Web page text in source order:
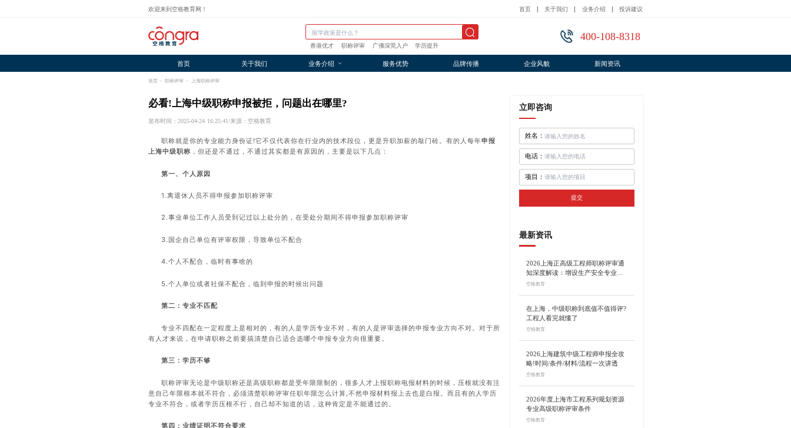
欢迎来到空格教育网！ 首页 关于我们 业务介绍 投诉建议
香港优才 职称评审 广佛深莞入户 学历提升
400-108-8318
首页 关于我们 业务介绍 服务优势 品牌传播 企业风貌 新闻资讯
首页 > 职称评审 > 上海职称评审
必看!上海中级职称申报被拒，问题出在哪里?
发布时间：2025-04-24 16:25:41/来源：空格教育
职称就是你的专业能力身份证!它不仅代表你在行业内的技术段位，更是升职加薪的敲门砖。有的人每年申报
上海中级职称 ，但还是不通过，不通过其实都是有原因的，主要是以下几点：
第一、个人原因
1.离退休人员不得申报参加职称评审
2.事业单位工作人员受到记过以上处分的，在受处分期间不得申报参加职称评审
3.国企自己单位有评审权限，导致单位不配合
4.个人不配合，临时有事啥的
5.个人单位或者社保不配合，临到申报的时候出问题
第二：专业不匹配
专业不四配在一定程度上是相对的，有的人是学历专业不对，有的人是评审选择的申报专业方向不对。对于所
有人才来说，在申请职称之前要搞清楚自己适合选哪个申报专业方向很重要。
第三：学历不够
职称评审无论是中级职称还是高级职称都是受年限限制的，很多人才上报职称电报材料的时候，压根就没有注
意自己年限根本就不符合，必须清楚职称评审任职年限怎么计算,不然申报材料报上去也是白报。而且有的人学历
专业不符合，或者学历压根不行，自己却不知道的话，这种肯定是不能通过的。
第四：业绩证明不符合要求
立即咨询
姓名：
电话：
项目：
提交
最新资讯
2026上海正高级工程师职称评审通
知深度解读：增设生产安全专业、
总量调控10%
空格教育
在上海，中级职称到底值不值得评?
工程人看完就懂了
空格教育
2026上海建筑中级工程师申报全攻
略!时间/条件/材料/流程一次讲透
空格教育
2026年度上海市工程系列规划资源
专业高级职称评审条件
空格教育